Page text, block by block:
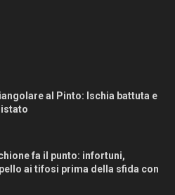
al Pinto: Ischia battuta e
fa il punto: infortuni,
ai tifosi prima della sfida con